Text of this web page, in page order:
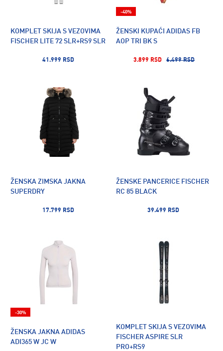
KOMPLET SKIJA S VEZOVIMA
FISCHER LITE 72 SLR+RS9 SLR
41.999 RSD
ŽENSKI KUPAĆI ADIDAS FB
AOP TRI BK S
3.899 RSD 6.499 RSD
-40%
ŽENSKA ZIMSKA JAKNA
SUPERDRY
17.799 RSD
ŽENSKE PANCERICE FISCHER
RC 85 BLACK
39.499 RSD
ŽENSKA JAKNA ADIDAS
ADI365 W JC W
-30%
KOMPLET SKIJA S VEZOVIMA
FISCHER ASPIRE SLR
PRO+RS9